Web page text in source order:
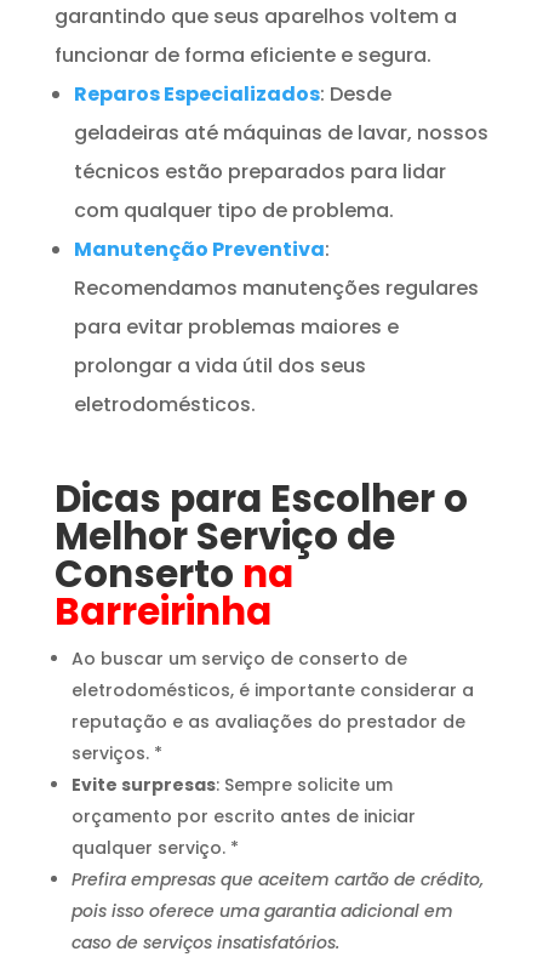
garantindo que seus aparelhos voltem a
funcionar de forma eficiente e segura.
Reparos Especializados: Desde
geladeiras até máquinas de lavar, nossos
técnicos estão preparados para lidar
com qualquer tipo de problema.
Manutenção Preventiva:
Recomendamos manutenções regulares
para evitar problemas maiores e
prolongar a vida útil dos seus
eletrodomésticos.
Dicas para Escolher o
Melhor Serviço de
Conserto na
Barreirinha
Ao buscar um serviço de conserto de
eletrodomésticos, é importante considerar a
reputação e as avaliações do prestador de
serviços. *
Evite surpresas: Sempre solicite um
orçamento por escrito antes de iniciar
qualquer serviço. *
Prefira empresas que aceitem cartão de crédito,
pois isso oferece uma garantia adicional em
caso de serviços insatisfatórios.